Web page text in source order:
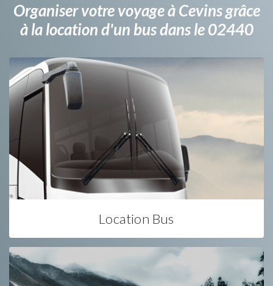
Organiser votre voyage à Cevins grâce
à la location d'un bus dans le 02440
Location Bus